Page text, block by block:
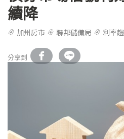
續降
加州房市 聯邦儲備局 利率
分享到